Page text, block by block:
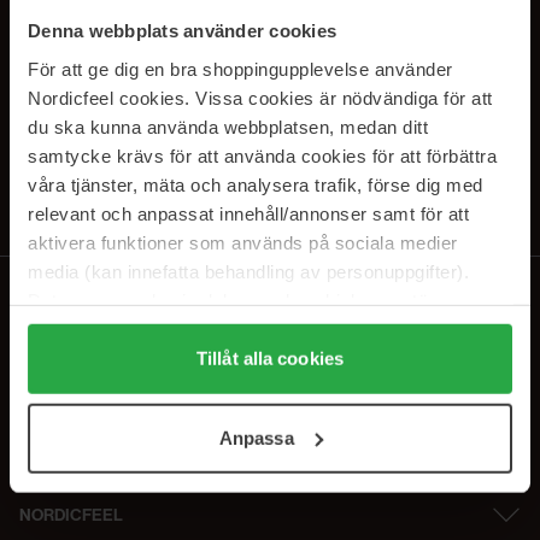
Denna webbplats använder cookies
För att ge dig en bra shoppingupplevelse använder
Nordicfeel cookies. Vissa cookies är nödvändiga för att
du ska kunna använda webbplatsen, medan ditt
samtycke krävs för att använda cookies för att förbättra
våra tjänster, mäta och analysera trafik, förse dig med
relevant och anpassat innehåll/annonser samt för att
aktivera funktioner som används på sociala medier
media (kan innefatta behandling av personuppgifter).
Genom att trycka på "Tillåt alla cookies" accepterar du
alla cookies, medan du under "Detaljer" kan anpassa
användningen av cookies. Du kan när som helst återkalla
samt vår Integritetspolicy.
Tillåt alla cookies
Anpassa
PRENUMERERA PÅ VÅRA
NYHETSBREV
E-postadress
Genom att prenumerera accepterar du vårIntegritetspolicy.
NORDICFEEL